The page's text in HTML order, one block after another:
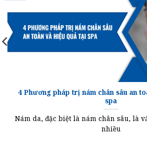
4 Phương pháp trị nám chân sâu an
spa
Nám da, đặc biệt là nám chân sâu, là
nhiều